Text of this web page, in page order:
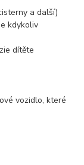
a další)
kdykoliv
dítěte
vozidlo, které